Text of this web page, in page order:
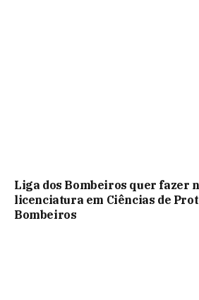
Liga dos Bombeiros quer fazer
licenciatura em Ciências de
Bombeiros